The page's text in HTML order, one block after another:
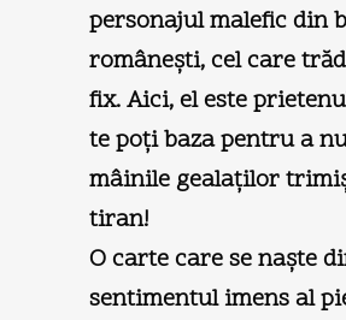
personajul malefic din
româneşti, cel care
fix. Aici, el este
te poţi baza pentru a
mâinile gealaţilor
tiran!
O carte care se naşte
sentimentul imens al